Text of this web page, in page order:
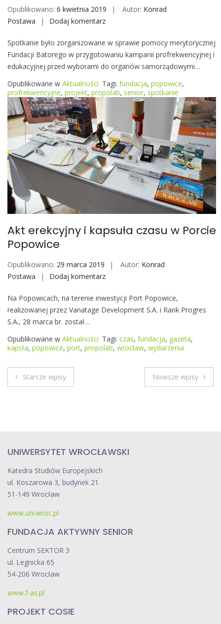
Opublikowano: 6 kwietnia 2019 Autor: Konrad
Postawa
Dodaj komentarz
o
t
k
a
n
R
e
p
o
r
t
w
a
w
F
i
Spotkanie było zorganizowane w sprawie pomocy merytorycznej
Fundacji Batorego w przygotowaniu kampanii profrekwencyjnej i
edukacyjnej przed wyborami do organów samorządowymi…
Opublikowane w Aktualności Tagi: fundacja, popowice,
profrekwencyjne, projekt, propolab, senior, spotkanie
Akt erekcyjny i kapsuła czasu w Porcie
Popowice
Opublikowano: 29 marca 2019 Autor: Konrad
Postawa
Dodaj komentarz
t
e
e
k
p
a
Na Popowicach, na terenie inwestycji Port Popowice,
realizowanej przez Vanatage Development S.A. i Rank Progres
S.A., 28 marca br. został…
Opublikowane w Aktualności Tagi: czas, fundacja, gazeta,
kapsła, popowice, port, propolab, wrocław, wydarzenia
N
i
g
a
c
j
a
p
o
w
Starsze wpisy Nowsze wpisy
UNIWERSYTET WROCŁAWSKI
Katedra Studiów Europejskich
ul. Koszarowa 3, budynek 21
51-149 Wrocław
www.uni.wroc.pl
FUNDACJA AKTYWNY SENIOR
Centrum SEKTOR 3
ul. Legnicka 65
54-206 Wrocław
www.f-as.pl
PROJEKT COSIE